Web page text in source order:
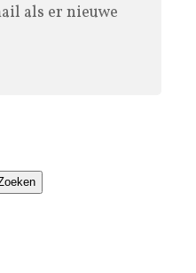
als er nieuwe